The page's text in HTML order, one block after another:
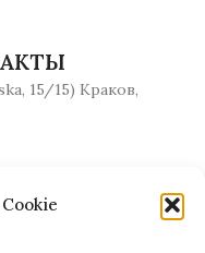
15/15) Краков,